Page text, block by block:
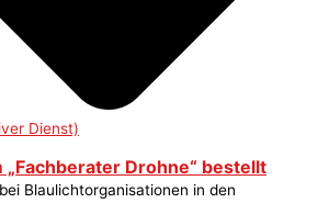
Dienst)
„Fachberater Drohne“ bestellt
Blaulichtorganisationen in den